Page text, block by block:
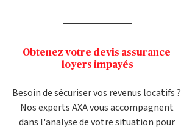
Obtenez votre devis assurance
loyers impayés
Besoin de sécuriser vos revenus locatifs ?
Nos experts AXA vous accompagnent
dans l'analyse de votre situation pour